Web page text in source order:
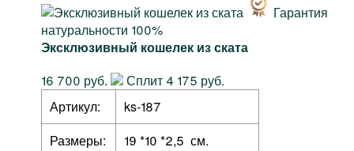
Гарантия
натуральности 100%
Эксклюзивный кошелек из ската
16 700 руб.
Сплит 4 175 руб.
Артикул:
ks-187
Размеры:
19 *10 *2,5 см.